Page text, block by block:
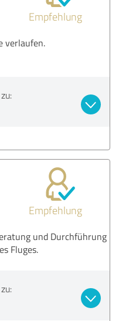
Empfehlung
verlaufen.
Empfehlung
und Durchführung
Fluges.